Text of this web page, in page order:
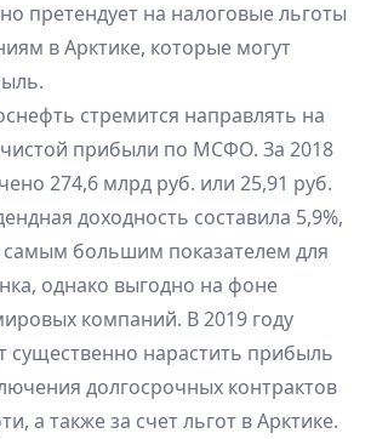
претендует на налоговые льготы
в Арктике, которые могут
стремится направлять на
прибыли по МСФО. За 2018
274,6 млрд руб. или 25,91 руб.
доходность составила 5,9%,
самым большим показателем для
однако выгодно на фоне
компаний. В 2019 году
существенно нарастить прибыль
долгосрочных контрактов
а также за счет льгот в Арктике.